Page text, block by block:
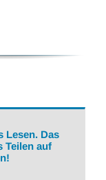
Lesen. Das
Teilen auf